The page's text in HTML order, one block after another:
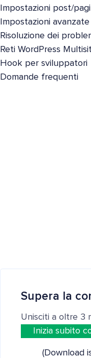
Impostazioni post/
Impostazioni avanzate
Risoluzione dei
Reti WordPress
Hook per sviluppatori
Domande frequenti
Supera la
Unisciti a oltre 3
Inizia subito
(Download